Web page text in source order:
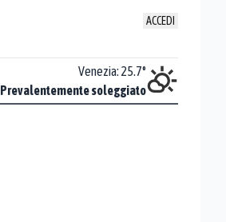
ACCEDI
Venezia: 25.7°
Prevalentemente soleggiato